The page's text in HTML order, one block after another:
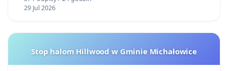
29 Jul 2026
Stop halom Hillwood w Gminie Michałowice